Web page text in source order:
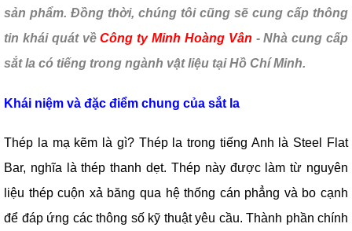
sản phẩm. Đồng thời, chúng tôi cũng sẽ cung cấp thông
tin khái quát vềCông ty Minh Hoàng Vân - Nhà cung cấp
sắt la có tiếng trong ngành vật liệu tại Hồ Chí Minh.
Khái niệm và đặc điểm chung của sắt la
Thép la mạ kẽm là gì? Thép la trong tiếng Anh là Steel Flat
Bar, nghĩa là thép thanh dẹt. Thép này được làm từ nguyên
liệu thép cuộn xả băng qua hệ thống cán phẳng và bo cạnh
để đáp ứng các thông số kỹ thuật yêu cầu. Thành phần chính